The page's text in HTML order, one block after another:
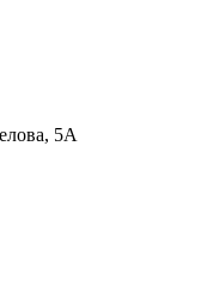
5А